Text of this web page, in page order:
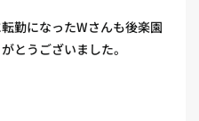
勤になったWさんも後楽園
とうございました。